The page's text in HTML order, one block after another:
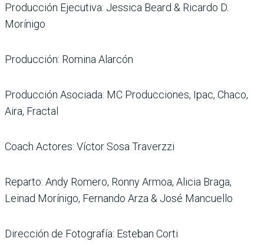
Producción Ejecutiva: Jessica Beard & Ricardo D.
Morínigo
Producción: Romina Alarcón
Producción Asociada: MC Producciones, Ipac, Chaco,
Aira, Fractal
Coach Actores: Víctor Sosa Traverzzi
Reparto: Andy Romero, Ronny Armoa, Alicia Braga,
Leinad Morínigo, Fernando Arza & José Mancuello
Dirección de Fotografía: Esteban Corti